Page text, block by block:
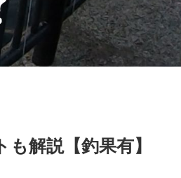
解説【釣果有】